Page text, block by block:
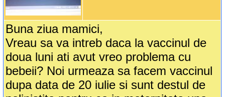
Buna ziua mamici,
Vreau sa va intreb daca la vaccinul de
doua luni ati avut vreo problema cu
bebeii? Noi urmeaza sa facem vaccinul
dupa data de 20 iulie si sunt destul de